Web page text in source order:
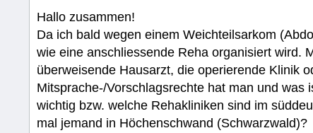
Hallo zusammen!
Da ich bald wegen einem Weichteilsarkom
wie eine anschliessende Reha organisiert wird.
überweisende Hausarzt, die operierende Klinik
Mitsprache-/Vorschlagsrechte hat man und was
wichtig bzw. welche Rehakliniken sind im
mal jemand in Höchenschwand (Schwarzwald)?